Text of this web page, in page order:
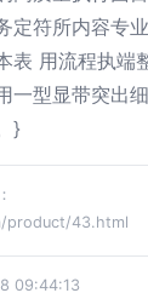
定符所内容专
表 用流程执端
一型显带突出
}
product/43.html
09:44:13